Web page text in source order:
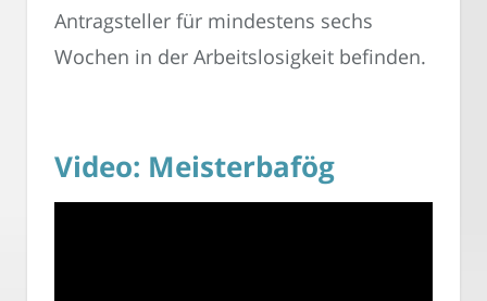
Antragsteller für mindestens sechs
Wochen in der Arbeitslosigkeit befinden.
Video: Meisterbafög